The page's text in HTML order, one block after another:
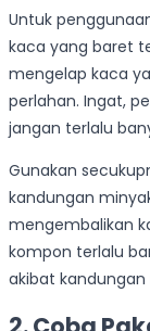
Untuk
kaca yang baret
mengelap kaca
perlahan. Ingat,
jangan terlalu
Gunakan
kandungan
mengembalikan
kompon terlalu
akibat